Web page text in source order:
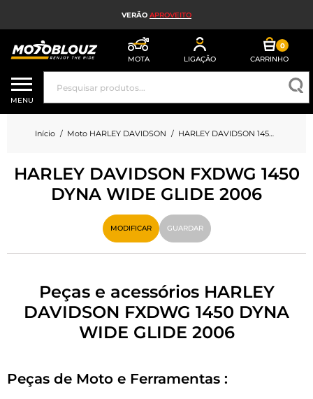
VERÃO APROVEITO
MOTA LIGAÇÃO
0
CARRINHO
CAPACETE DE MOTO
EQUIPAMENTO DE MOTO HOMEM
EQUIPAMENTO DE MOTO SENHORA
MX, ENDURO E TRIAL
HIGH-TECH MOTO
AIRBAG DE MOTO
ACESSÓRIOS DE MOTO
BAGAGEM PARA MOTO
MENU
Início Moto HARLEY DAVIDSON HARLEY DAVIDSON 1450 FXDWG 1450 DYNA WIDE GLIDE
HARLEY DAVIDSON FXDWG 1450
DYNA WIDE GLIDE 2006
MODIFICAR GUARDAR
Peças e acessórios HARLEY
DAVIDSON FXDWG 1450 DYNA
WIDE GLIDE 2006
Peças de Moto e Ferramentas :